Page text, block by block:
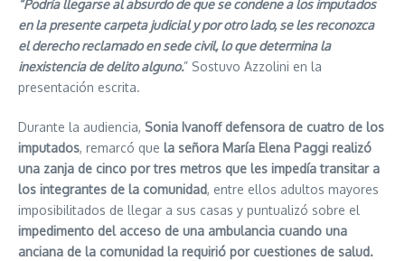
“Podría llegarse al absurdo de que se condene a los imputados
en la presente carpeta judicial y por otro lado, se les reconozca
el derecho reclamado en sede civil, lo que determina la
inexistencia de delito alguno.” Sostuvo Azzolini en la
presentación escrita.
Durante la audiencia, Sonia Ivanoff defensora de cuatro de los
imputados, remarcó que la señora María Elena Paggi realizó
una zanja de cinco por tres metros que les impedía transitar a
los integrantes de la comunidad, entre ellos adultos mayores
imposibilitados de llegar a sus casas y puntualizó sobre el
impedimento del acceso de una ambulancia cuando una
anciana de la comunidad la requirió por cuestiones de salud.